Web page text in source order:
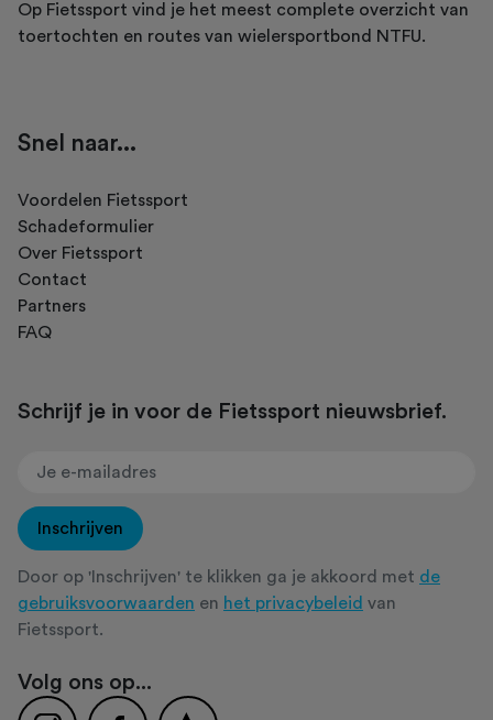
Op Fietssport vind je het meest complete overzicht van
toertochten en routes van wielersportbond NTFU.
Snel naar...
Voordelen Fietssport
Schadeformulier
Over Fietssport
Contact
Partners
FAQ
Schrijf je in voor de Fietssport nieuwsbrief.
Inschrijven
Door op 'Inschrijven' te klikken ga je akkoord met de
gebruiksvoorwaarden en het privacybeleid van
Fietssport.
Volg ons op...